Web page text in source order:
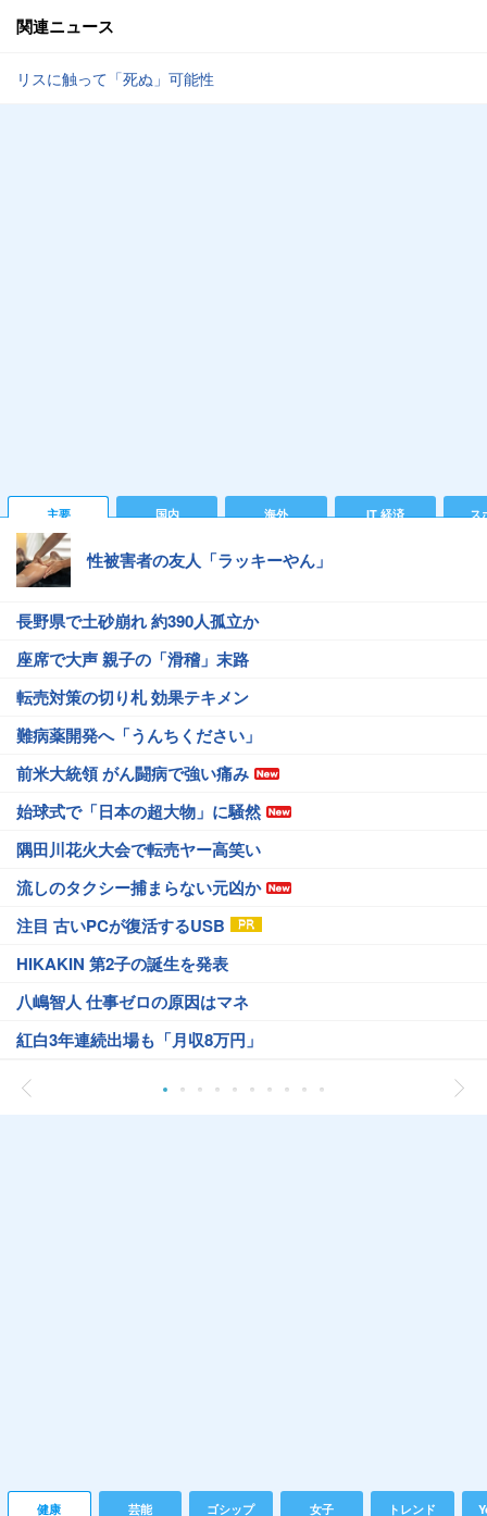
関連ニュース
リスに触って「死ぬ」可能性
主要 国内 海外 IT 経済 ス
性被害者の友人「ラッキーやん」
長野県で土砂崩れ 約390人孤立か
座席で大声 親子の「滑稽」末路
転売対策の切り札 効果テキメン
難病薬開発へ「うんちください」
前米大統領 がん闘病で強い痛み
始球式で「日本の超大物」に騒然
隅田川花火大会で転売ヤー高笑い
流しのタクシー捕まらない元凶か
注目 古いPCが復活するUSB
HIKAKIN 第2子の誕生を発表
八嶋智人 仕事ゼロの原因はマネ
紅白3年連続出場も「月収8万円」
健康 芸能 ゴシップ 女子 トレンド